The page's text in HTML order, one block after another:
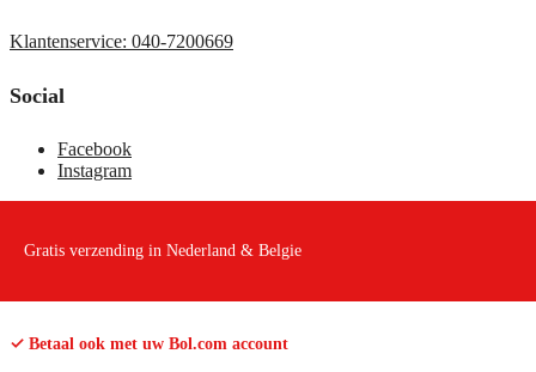
Klantenservice: 040-7200669
Social
Facebook
Instagram
Gratis verzending in Nederland & Belgie
✓ Betaal ook met uw Bol.com account